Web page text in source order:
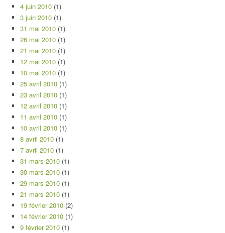
4 juin 2010 (1)
3 juin 2010 (1)
31 mai 2010 (1)
26 mai 2010 (1)
21 mai 2010 (1)
12 mai 2010 (1)
10 mai 2010 (1)
25 avril 2010 (1)
23 avril 2010 (1)
12 avril 2010 (1)
11 avril 2010 (1)
10 avril 2010 (1)
8 avril 2010 (1)
7 avril 2010 (1)
31 mars 2010 (1)
30 mars 2010 (1)
29 mars 2010 (1)
21 mars 2010 (1)
19 février 2010 (2)
14 février 2010 (1)
9 février 2010 (1)